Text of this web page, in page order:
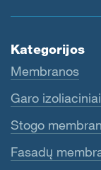
Kategorijos
Membranos
Garo
Stogo
Fasadų